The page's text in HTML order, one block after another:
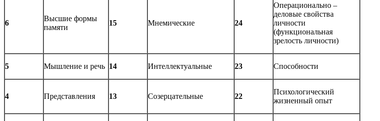
6
Высшие формы
памяти
15 Мнемические 24
Операционально –
деловые свойства
личности
(функциональная
зрелость личности)
5 Мышление и речь 14 Интеллектуальные 23 Способности
4 Представления 13 Созерцательные 22
Психологический
жизненный опыт